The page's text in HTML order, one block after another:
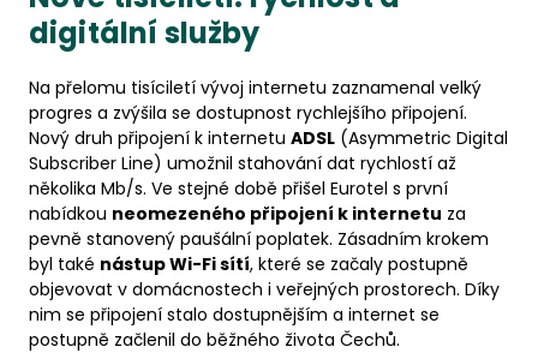
digitální služby
Na přelomu tisíciletí vývoj internetu zaznamenal velký
progres a zvýšila se dostupnost rychlejšího připojení.
Nový druh připojení k internetu ADSL (Asymmetric Digital
Subscriber Line) umožnil stahování dat rychlostí až
několika Mb/s. Ve stejné době přišel Eurotel s první
nabídkou neomezeného připojení k internetu za
pevně stanovený paušální poplatek. Zásadním krokem
byl také nástup Wi-Fi sítí, které se začaly postupně
objevovat v domácnostech i veřejných prostorech. Díky
nim se připojení stalo dostupnějším a internet se
postupně začlenil do běžného života Čechů.